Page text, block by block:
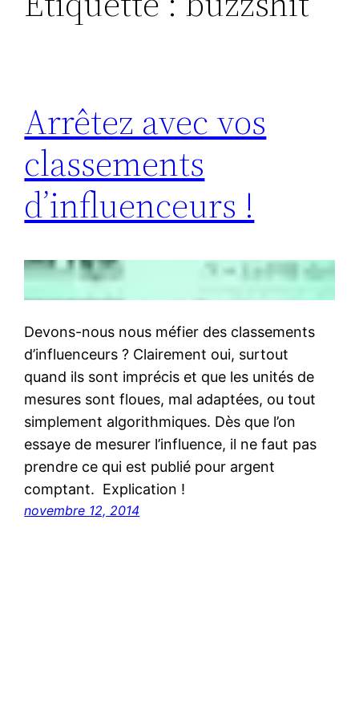
Arrêtez avec vos
classements
d’influenceurs !
Devons-nous nous méfier des classements
d’influenceurs ? Clairement oui, surtout
quand ils sont imprécis et que les unités de
mesures sont floues, mal adaptées, ou tout
simplement algorithmiques. Dès que l’on
essaye de mesurer l’influence, il ne faut pas
prendre ce qui est publié pour argent
comptant. Explication !
novembre 12, 2014